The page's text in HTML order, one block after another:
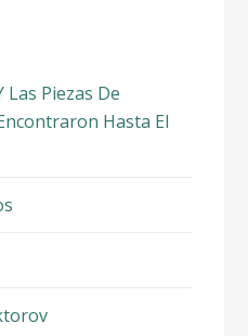
Las Piezas De
Hasta El